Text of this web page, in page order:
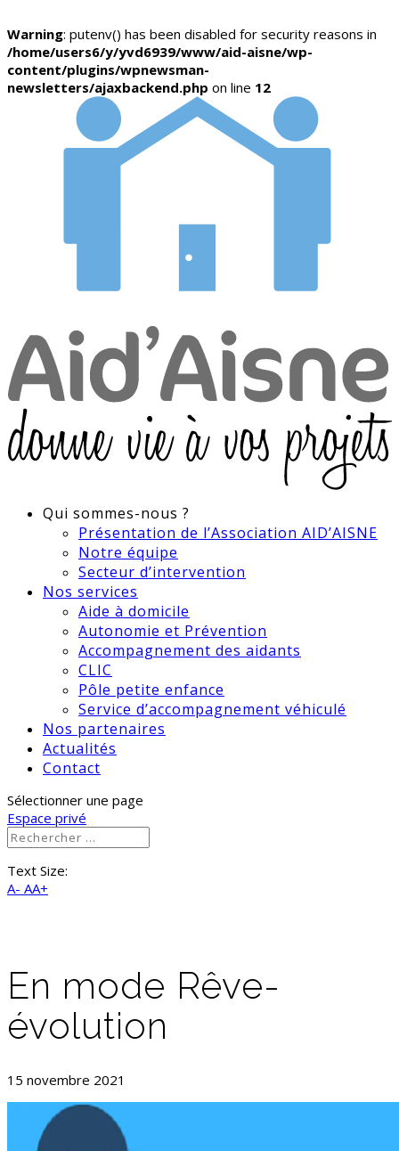
Warning: putenv() has been disabled for security reasons in
/home/users6/y/yvd6939/www/aid-aisne/wp-
content/plugins/wpnewsman-
newsletters/ajaxbackend.php on line 12
Qui sommes-nous ?
Présentation de l’Association AID’AISNE
Notre équipe
Secteur d’intervention
Nos services
Aide à domicile
Autonomie et Prévention
Accompagnement des aidants
CLIC
Pôle petite enfance
Service d’accompagnement véhiculé
Nos partenaires
Actualités
Contact
Sélectionner une page
Espace privé
Text Size:
A- AA+
En mode Rêve-
évolution
15 novembre 2021